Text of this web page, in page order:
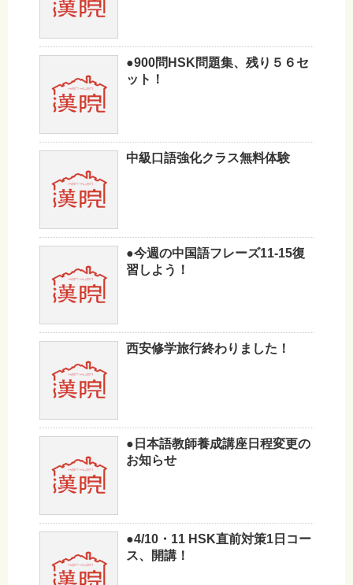
●900問HSK問題集、残り５６セ
ット！
中級口語強化クラス無料体験
●今週の中国語フレーズ11-15復
習しよう！
西安修学旅行終わりました！
●日本語教師養成講座日程変更の
お知らせ
●4/10・11 HSK直前対策1日コー
ス、開講！